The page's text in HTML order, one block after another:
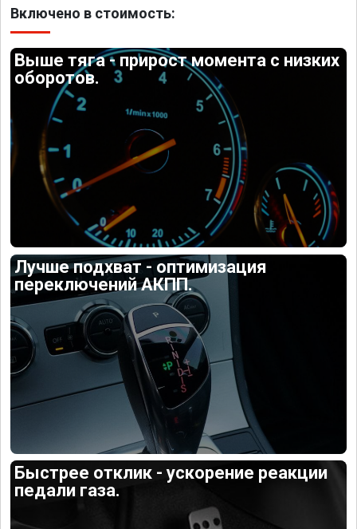
Включено в стоимость:
Выше тяга - прирост момента с низких
оборотов.
Лучше подхват - оптимизация
переключений АКПП.
Быстрее отклик - ускорение реакции
педали газа.